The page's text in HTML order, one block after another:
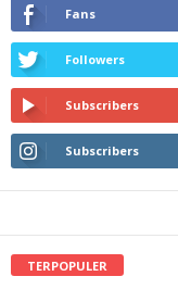
Fans
Followers
Subscribers
Subscribers